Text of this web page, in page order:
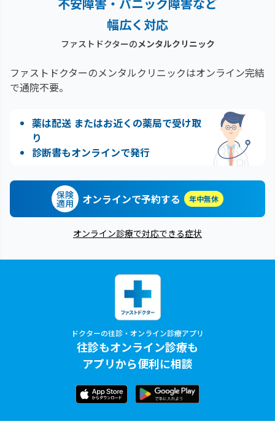
幅広く対応
ファストドクターのメンタルクリニック
ファストドクターのメンタルクリニックはオンライン完結
で通院不要。
薬は配送 またはお近くの薬局で受け取
り
診断書もオンラインで発行
保険
適用 オンラインで予約する 年中無休
オンライン診療で対応できる症状
ドクターの往診・オンライン診療アプリ
往診もオンライン診療も
アプリから便利に相談